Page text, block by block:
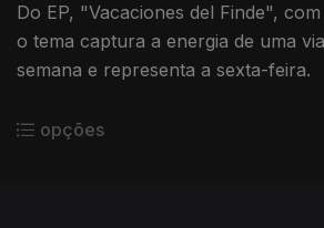
Do EP, "Vacaciones del Finde",
o tema captura a energia de uma
semana e representa a sexta-feira.
opções